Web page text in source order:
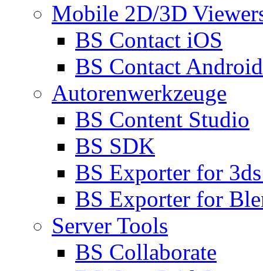
Mobile 2D/3D
BS Contact iOS
BS Contact Android
Autorenwerkzeuge
BS Content Studio
BS SDK
BS Exporter for
BS Exporter for
Server Tools
BS Collaborate